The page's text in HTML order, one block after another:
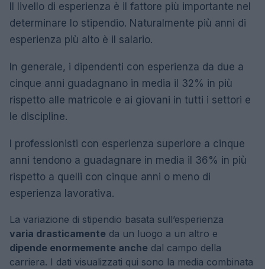
Il livello di esperienza è il fattore più importante nel
determinare lo stipendio. Naturalmente più anni di
esperienza più alto è il salario.
In generale, i dipendenti con esperienza da due a
cinque anni guadagnano in media il 32% in più
rispetto alle matricole e ai giovani in tutti i settori e
le discipline.
I professionisti con esperienza superiore a cinque
anni tendono a guadagnare in media il 36% in più
rispetto a quelli con cinque anni o meno di
esperienza lavorativa.
La variazione di stipendio basata sull’esperienza
varia drasticamente da un luogo a un altro e
dipende enormemente anche dal campo della
carriera. I dati visualizzati qui sono la media combinata